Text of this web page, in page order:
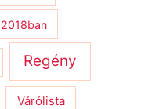
Regény
Várólista